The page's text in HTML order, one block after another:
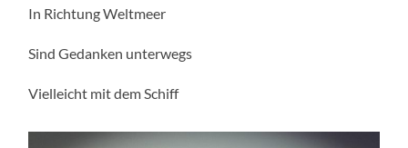
In Richtung Weltmeer
Sind Gedanken unterwegs
Vielleicht mit dem Schiff